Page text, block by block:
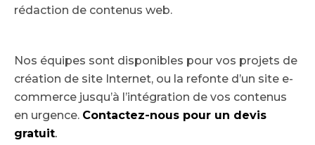
rédaction de contenus web.
Nos équipes sont disponibles pour vos projets de
création de site Internet, ou la refonte d’un site e-
commerce jusqu’à l’intégration de vos contenus
en urgence. Contactez-nous pour un devis
gratuit.